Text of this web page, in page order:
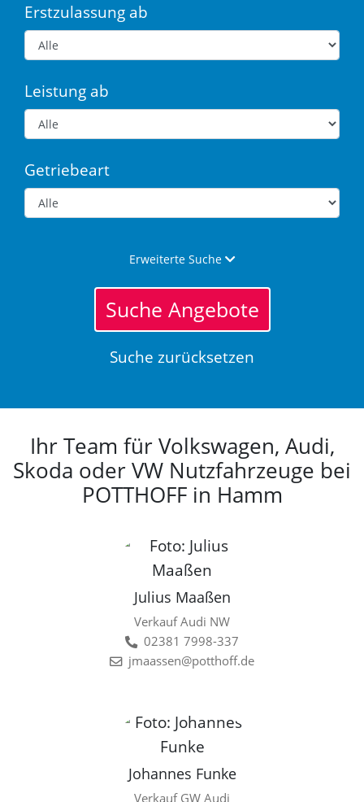
Erstzulassung ab
Leistung ab
Getriebeart
Erweiterte Suche
Suche Angebote
Suche zurücksetzen
Ihr Team für Volkswagen, Audi,
Skoda oder VW Nutzfahrzeuge bei
POTTHOFF in Hamm
Julius Maaßen
Verkauf Audi NW
02381 7998-337
jmaassen@potthoff.de
Johannes Funke